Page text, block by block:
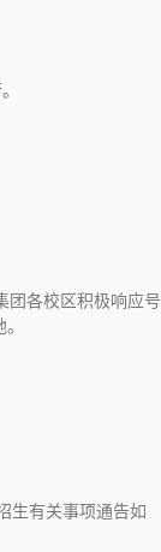
团各校区积极响应号
生有关事项通告如